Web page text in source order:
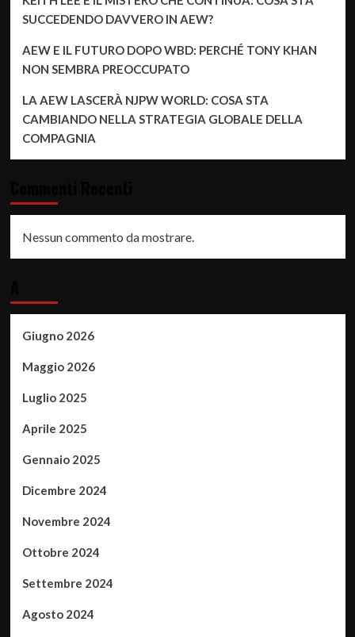
SUCCEDENDO DAVVERO IN AEW?
AEW E IL FUTURO DOPO WBD: PERCHÉ TONY KHAN
NON SEMBRA PREOCCUPATO
LA AEW LASCERÀ NJPW WORLD: COSA STA
CAMBIANDO NELLA STRATEGIA GLOBALE DELLA
COMPAGNIA
Nessun commento da mostrare.
Giugno 2026
Maggio 2026
Luglio 2025
Aprile 2025
Gennaio 2025
Dicembre 2024
Novembre 2024
Ottobre 2024
Settembre 2024
Agosto 2024